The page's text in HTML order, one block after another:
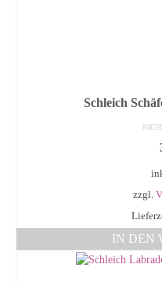
Schleich
zzgl.
IN DEN